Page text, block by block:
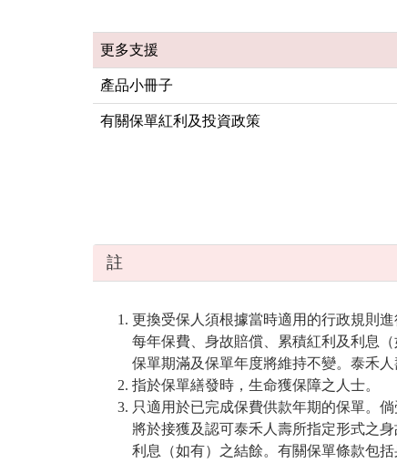
更多支援
產品小冊子
有關保單紅利及投資政策
註
更換受保人須根據當時適用的行政規則
每年保費、身故賠償、累積紅利及利息
保單期滿及保單年度將維持不變。泰禾
指於保單繕發時，生命獲保障之人士。
只適用於已完成保費供款年期的保單。
將於接獲及認可泰禾人壽所指定形式之
利息（如有）之結餘。有關保單條款包